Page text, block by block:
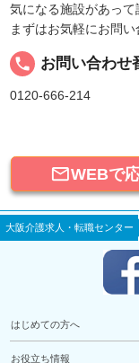
気になる施設があって
まずはお気軽にお問い
local_phone お問い合わせ
0120-666-214
WEBで
大阪介護求人・転職センター
はじめての方へ
お役立ち情報